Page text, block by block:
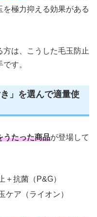
を極力抑える効果がある
は、こうした毛玉防止
す。
」を選んで適量使
うたった商品が登場して
＋抗菌（P&G）
ケア（ライオン）